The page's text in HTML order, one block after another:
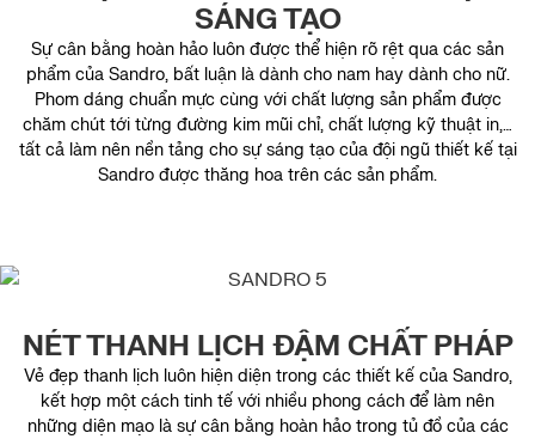
SÁNG TẠO
Sự cân bằng hoàn hảo luôn được thể hiện rõ rệt qua các sản
phẩm của Sandro, bất luận là dành cho nam hay dành cho nữ.
Phom dáng chuẩn mực cùng với chất lượng sản phẩm được
chăm chút tới từng đường kim mũi chỉ, chất lượng kỹ thuật in,…
tất cả làm nên nền tảng cho sự sáng tạo của đội ngũ thiết kế tại
Sandro được thăng hoa trên các sản phẩm.
NÉT THANH LỊCH ĐẬM CHẤT PHÁP
Vẻ đẹp thanh lịch luôn hiện diện trong các thiết kế của Sandro,
kết hợp một cách tinh tế với nhiều phong cách để làm nên
những diện mạo là sự cân bằng hoàn hảo trong tủ đồ của các